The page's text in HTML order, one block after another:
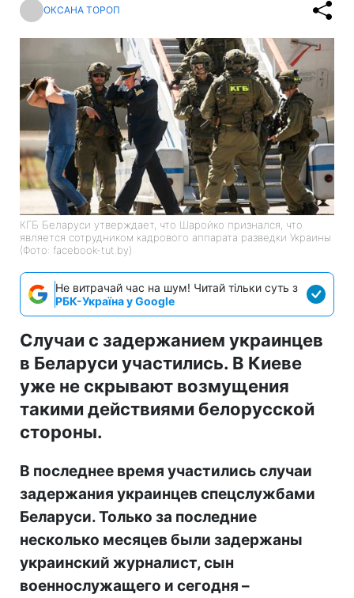
ОКСАНА ТОРОП
КГБ Беларуси утверждает, что Шаройко признался, что
является сотрудником кадрового аппарата разведки Украины
(Фото: facebook-tut.by)
Не витрачай час на шум! Читай тільки суть з
РБК-Україна у Google
Случаи с задержанием украинцев
в Беларуси участились. В Киеве
уже не скрывают возмущения
такими действиями белорусской
стороны.
В последнее время участились случаи
задержания украинцев спецслужбами
Беларуси. Только за последние
несколько месяцев были задержаны
украинский журналист, сын
военнослужащего и сегодня –